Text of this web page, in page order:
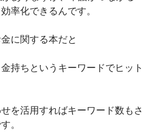
率化できるんです。
に関する本だと
持ちというキーワードでヒット
を活用すればキーワード数もさ
。